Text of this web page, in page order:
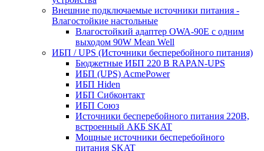
Внешние подключаемые источники питания -
Влагостойкие настольные
Влагостойкий адаптер OWA-90E с одним
выходом 90W Mean Well
ИБП / UPS (Источники бесперебойного питания)
Бюджетные ИБП 220 В RAPAN-UPS
ИБП (UPS) AcmePower
ИБП Hiden
ИБП Сибконтакт
ИБП Союз
Источники бесперебойного питания 220В,
встроенный АКБ SKAT
Мощные источники бесперебойного
питания SKAT